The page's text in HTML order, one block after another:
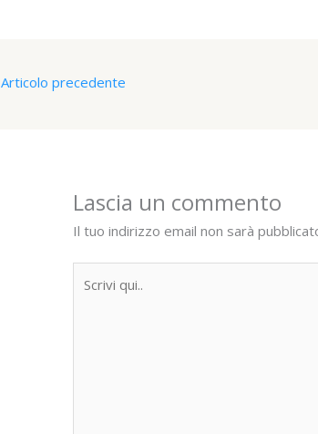
Articolo precedente
Lascia un commento
Il tuo indirizzo email non sarà
qui..